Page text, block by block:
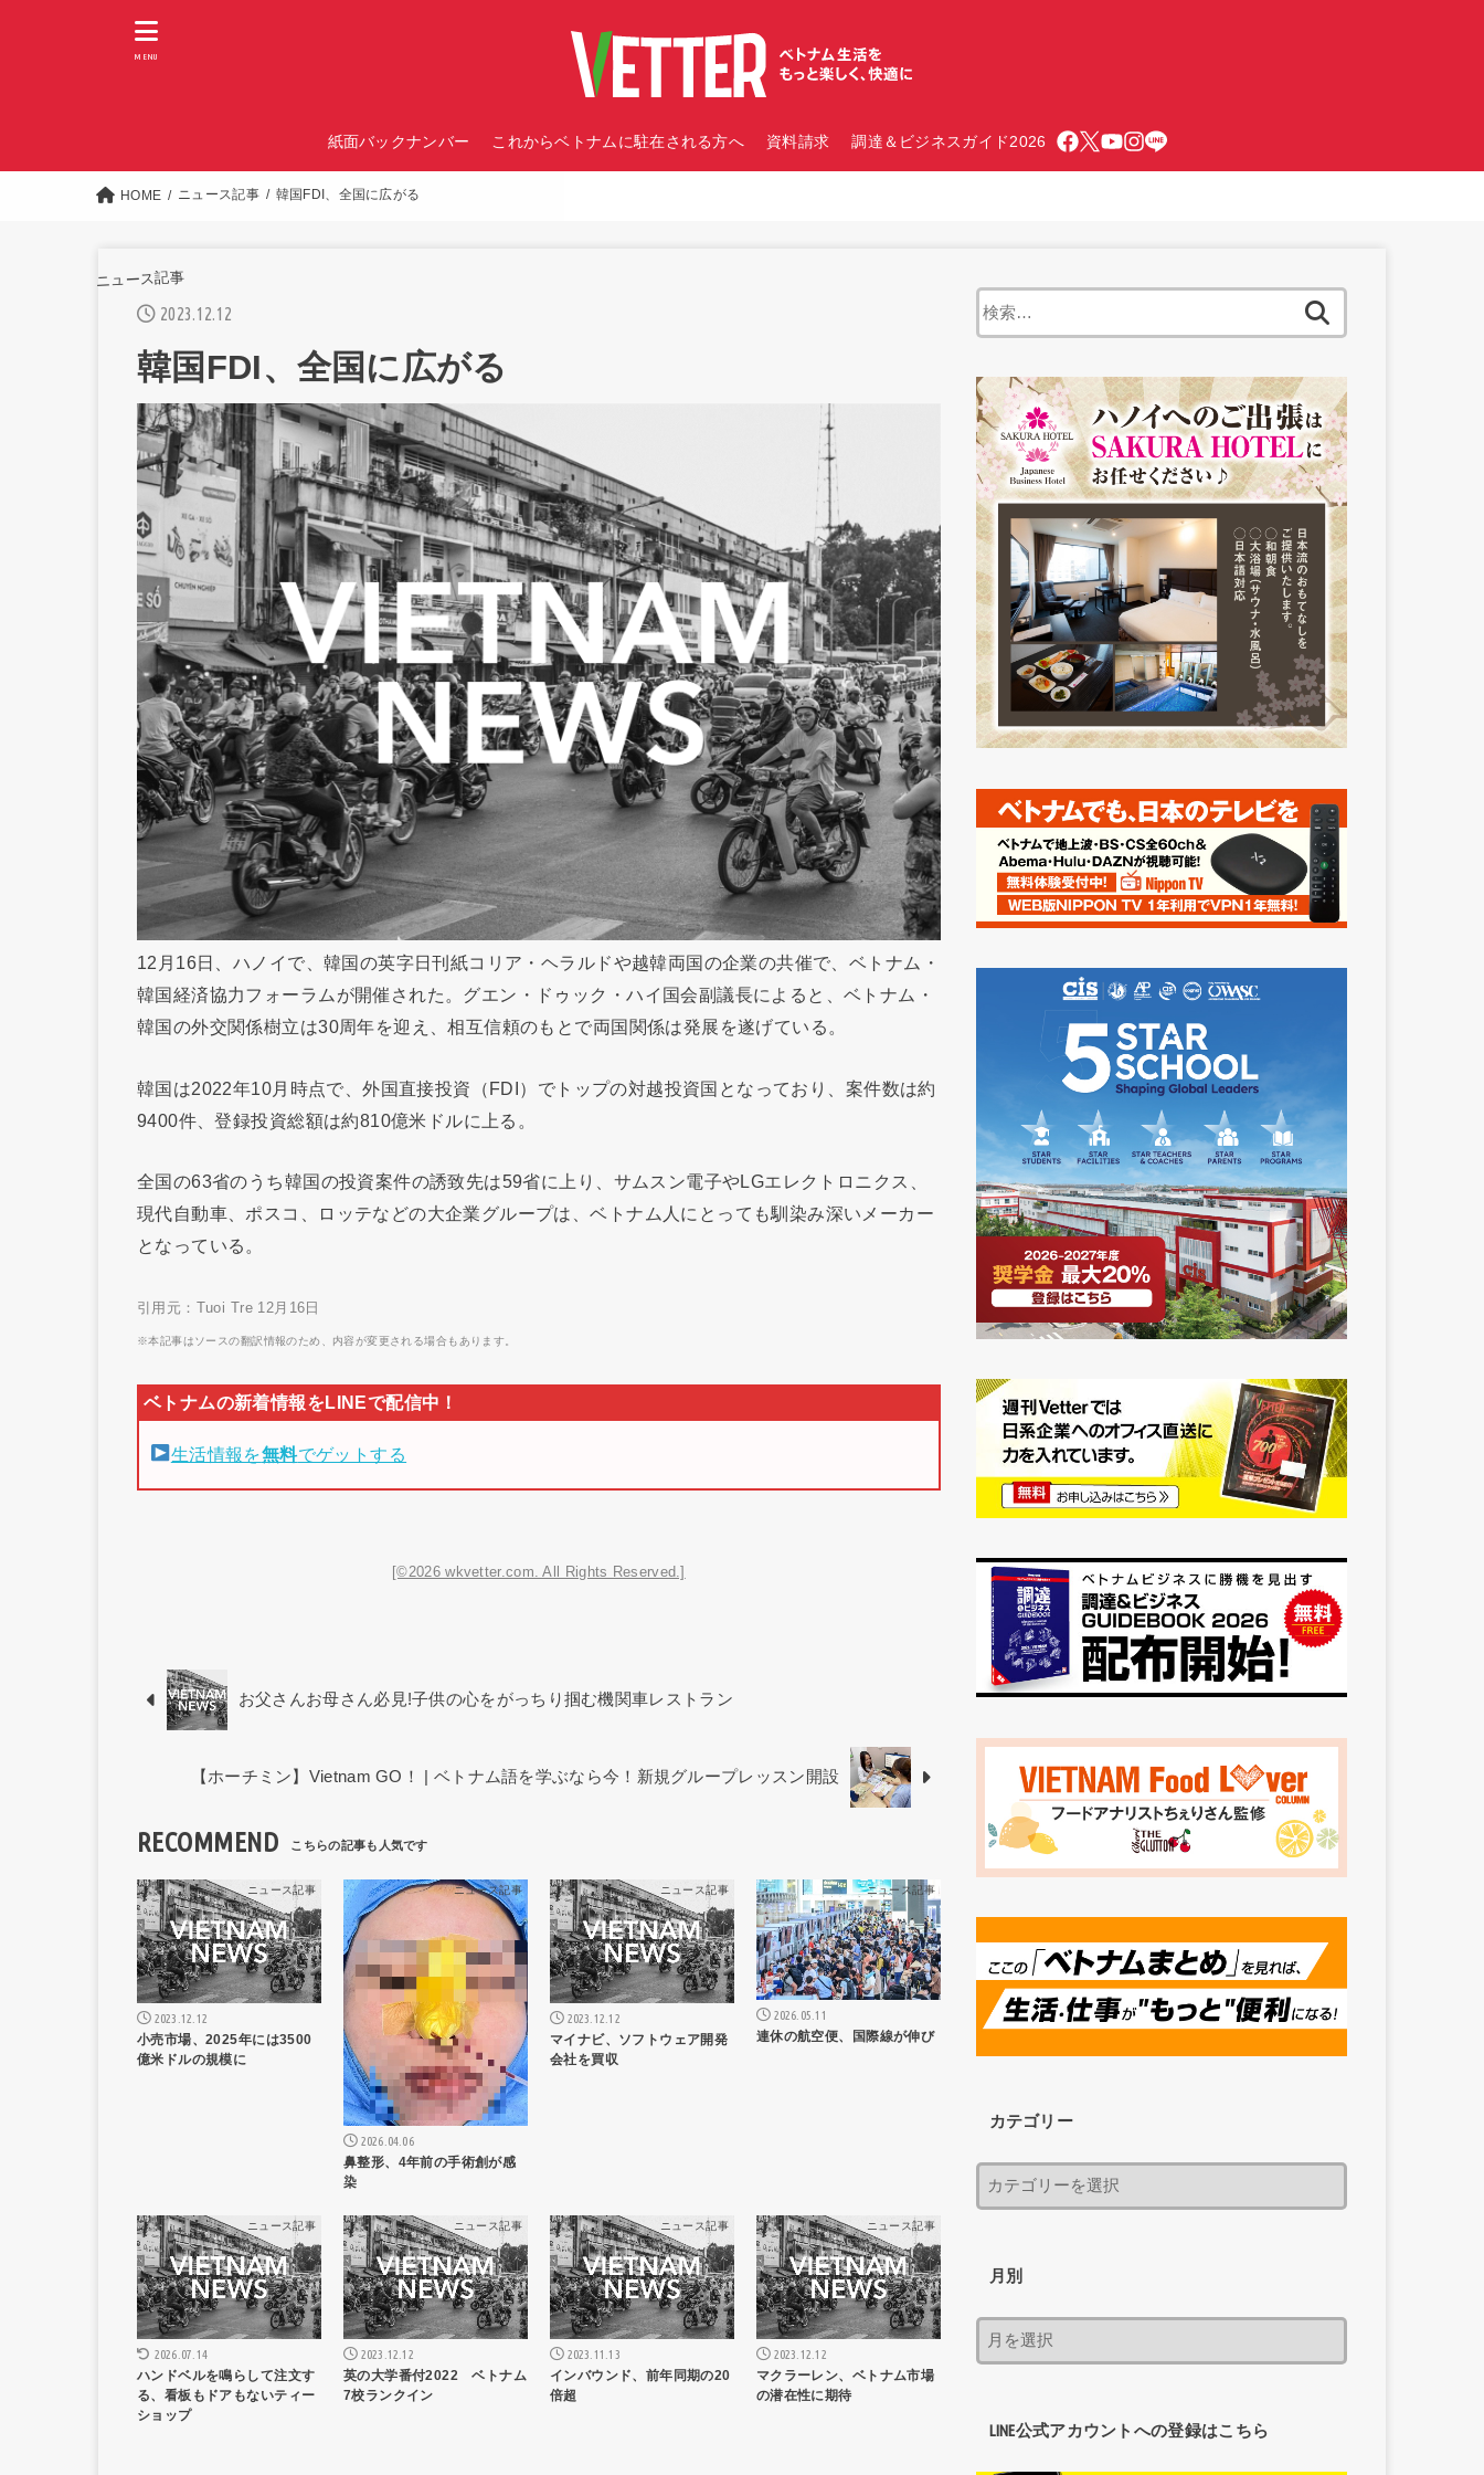
紙面バックナンバー これからベトナムに駐在される方へ 資料請求 調達＆ビジネスガイド2026
MENU
HOME ニュース記事 韓国FDI、全国に広がる
ニュース記事
2023.12.12
韓国FDI、全国に広がる
12月16日、ハノイで、韓国の英字日刊紙コリア・ヘラルドや越韓両国の企業の共催で、ベトナム・
韓国経済協力フォーラムが開催された。グエン・ドゥック・ハイ国会副議長によると、ベトナム・
韓国の外交関係樹立は30周年を迎え、相互信頼のもとで両国関係は発展を遂げている。
韓国は2022年10月時点で、外国直接投資（FDI）でトップの対越投資国となっており、案件数は約
9400件、登録投資総額は約810億米ドルに上る。
全国の63省のうち韓国の投資案件の誘致先は59省に上り、サムスン電子やLGエレクトロニクス、
現代自動車、ポスコ、ロッテなどの大企業グループは、ベトナム人にとっても馴染み深いメーカー
となっている。
引用元：Tuoi Tre 12月16日
※本記事はソースの翻訳情報のため、内容が変更される場合もあります。
生活情報を無料でゲットする
[©2026 wkvetter.com. All Rights Reserved.]
お父さんお母さん必見!子供の心をがっちり掴む機関車レストラン
【ホーチミン】Vietnam GO！ | ベトナム語を学ぶなら今！新規グループレッスン開設
RECOMMEND
ニュース記事
2023.12.12
小売市場、2025年には3500
億米ドルの規模に
ニュース記事
2026.04.06
鼻整形、4年前の手術創が感
染
ニュース記事
2023.12.12
マイナビ、ソフトウェア開発
会社を買収
ニュース記事
2026.05.11
連休の航空便、国際線が伸び
ニュース記事
2026.07.14
ハンドベルを鳴らして注文す
る、看板もドアもないティー
ショップ
ニュース記事
2023.12.12
英の大学番付2022 ベトナム
7校ランクイン
ニュース記事
2023.11.13
インバウンド、前年同期の20
倍超
ニュース記事
2023.12.12
マクラーレン、ベトナム市場
の潜在性に期待
カテゴリー
月別
LINE公式アカウントへの登録はこちら